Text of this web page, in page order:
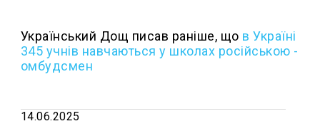
Український Дощ писав раніше, що в Україні
345 учнів навчаються у школах російською -
омбудсмен
14.06.2025